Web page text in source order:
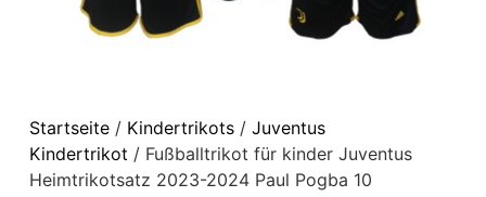
Startseite/ Kindertrikots/ Juventus
Kindertrikot / Fußballtrikot für kinder Juventus
Heimtrikotsatz 2023-2024 Paul Pogba 10